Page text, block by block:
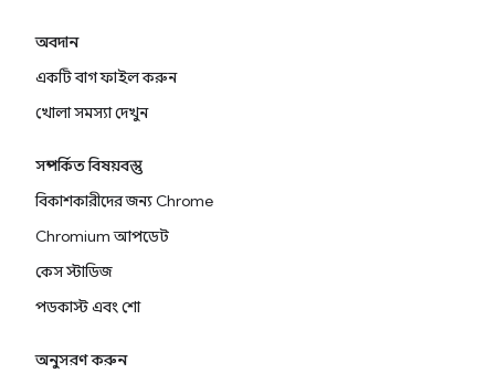
অবদান
একটি বাগ ফাইল করুন
খোলা সমস্যা দেখুন
সম্পর্কিত বিষয়বস্তু
বিকাশকারীদের জন্য Chrome
Chromium আপডেট
কেস স্টাডিজ
পডকাস্ট এবং শো
অনুসরণ করুন